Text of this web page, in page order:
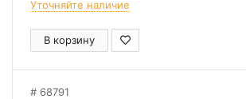
Уточняйте наличие
В корзину
68791